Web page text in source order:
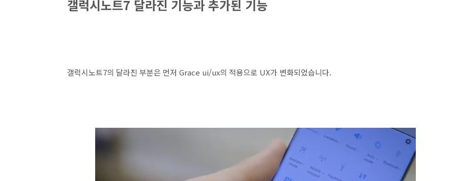
갤럭시노트7 달라진 기능과 추가된 기능
갤럭시노트7의 달라진 부분은 먼저 Grace ui/ux의 적용으로 UX가 변화되었습니다.